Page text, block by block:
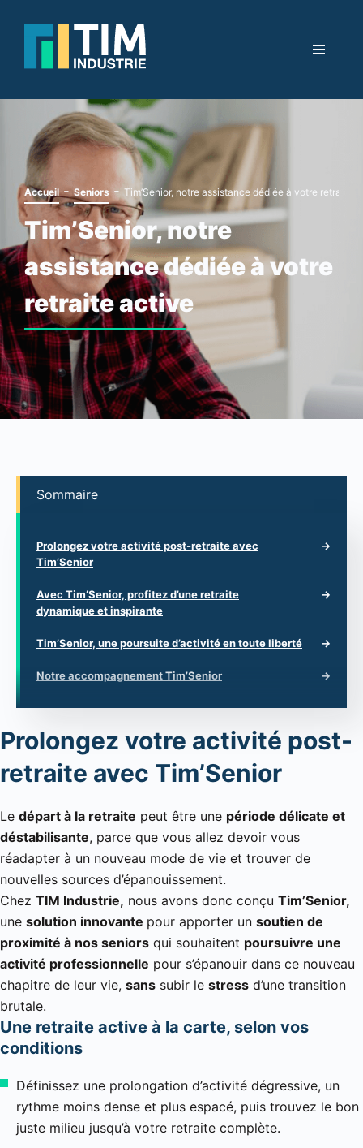
Accueil-Seniors - Tim’Senior, notre assistance dédiée à votre retraite
Tim’Senior, notre
assistance dédiée à votre
retraite active
Sommaire
Prolongez votre activité post-retraite avec
Tim’Senior
Avec Tim’Senior, profitez d’une retraite
dynamique et inspirante
Tim’Senior, une poursuite d’activité en toute liberté
Notre accompagnement Tim’Senior
Prolongez votre activité post-
retraite avec Tim’Senior
Le départ à la retraite peut être une période délicate et
déstabilisante, parce que vous allez devoir vous
réadapter à un nouveau mode de vie et trouver de
nouvelles sources d’épanouissement.
Chez TIM Industrie, nous avons donc conçu Tim’Senior,
une solution innovante pour apporter un soutien de
proximité à nos seniors qui souhaitent poursuivre une
activité professionnelle pour s’épanouir dans ce nouveau
chapitre de leur vie, sans subir le stress d’une transition
brutale.
Une retraite active à la carte, selon vos
conditions
Définissez une prolongation d’activité dégressive, un
rythme moins dense et plus espacé, puis trouvez le bon
juste milieu jusqu’à votre retraite complète.